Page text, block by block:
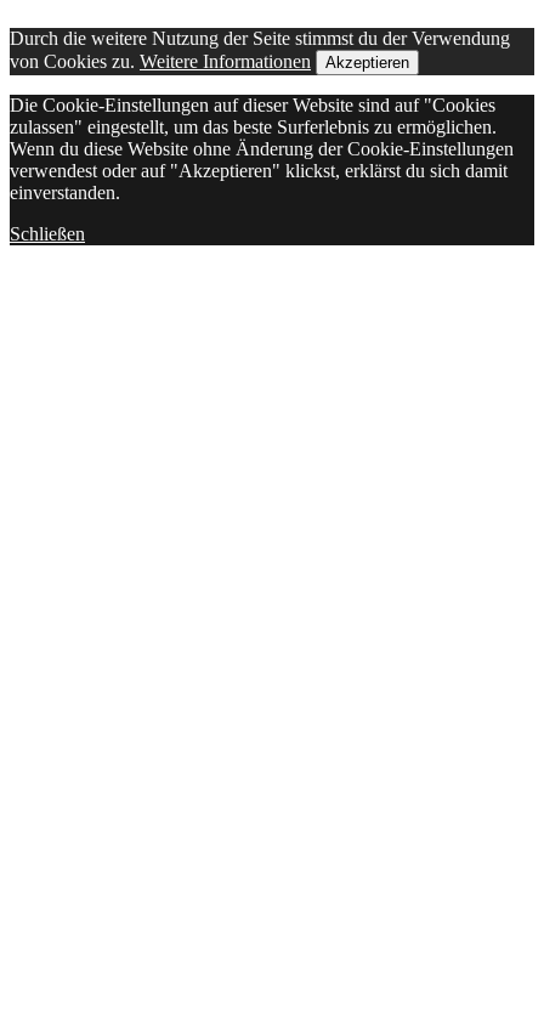
Durch die weitere Nutzung der Seite stimmst du der Verwendung
von Cookies zu. Weitere Informationen Akzeptieren
Die Cookie-Einstellungen auf dieser Website sind auf "Cookies
zulassen" eingestellt, um das beste Surferlebnis zu ermöglichen.
Wenn du diese Website ohne Änderung der Cookie-Einstellungen
verwendest oder auf "Akzeptieren" klickst, erklärst du sich damit
einverstanden.
Schließen